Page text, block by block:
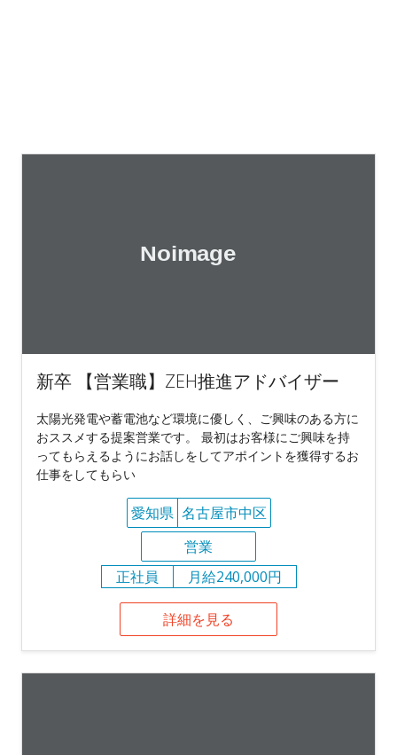
新卒 【営業職】ZEH推進アドバイザー
太陽光発電や蓄電池など環境に優しく、ご興味のある方に
おススメする提案営業です。 最初はお客様にご興味を持
ってもらえるようにお話しをしてアポイントを獲得するお
仕事をしてもらい
愛知県 名古屋市中区
営業
正社員
月給240,000円
詳細を見る